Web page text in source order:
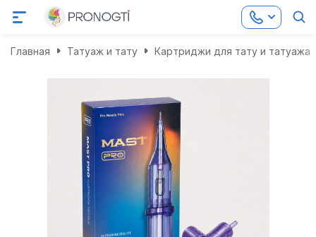
Главная Татуаж и тату Картриджи для тату и татуажа